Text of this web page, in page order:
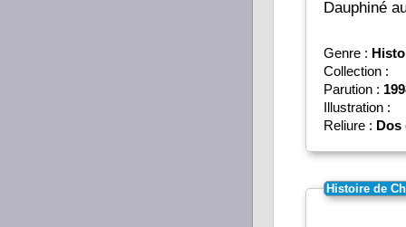
Genre :
Collection :
Parution :
Illustration :
Reliure : Dos
Histoire de